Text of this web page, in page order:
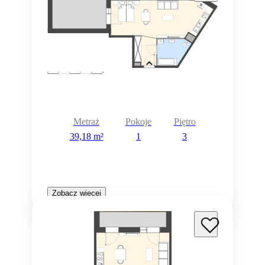
Metraż
39,18 m²
Pokoje
1
Piętro
3
Zobacz więcej